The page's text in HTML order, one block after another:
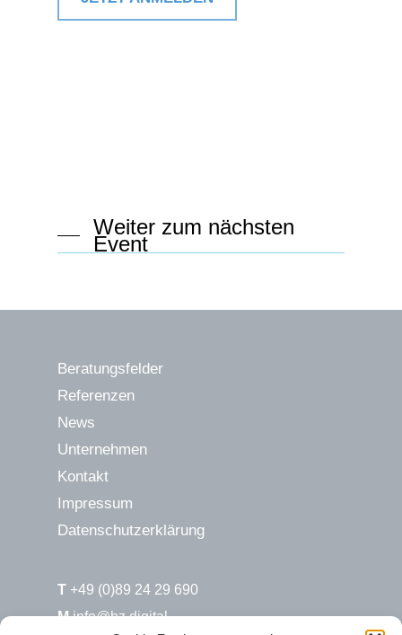
Weiter zum nächsten
Event
Beratungsfelder
Referenzen
News
Unternehmen
Kontakt
Impressum
Datenschutzerklärung
T +49 (0)89 24 29 690
Minfo@hz.digital